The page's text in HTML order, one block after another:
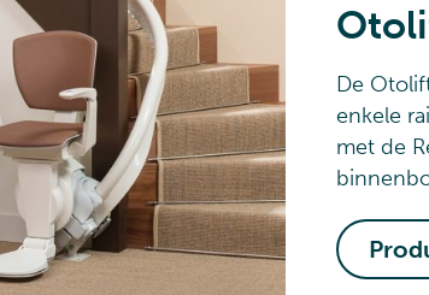
De
enkele
met de